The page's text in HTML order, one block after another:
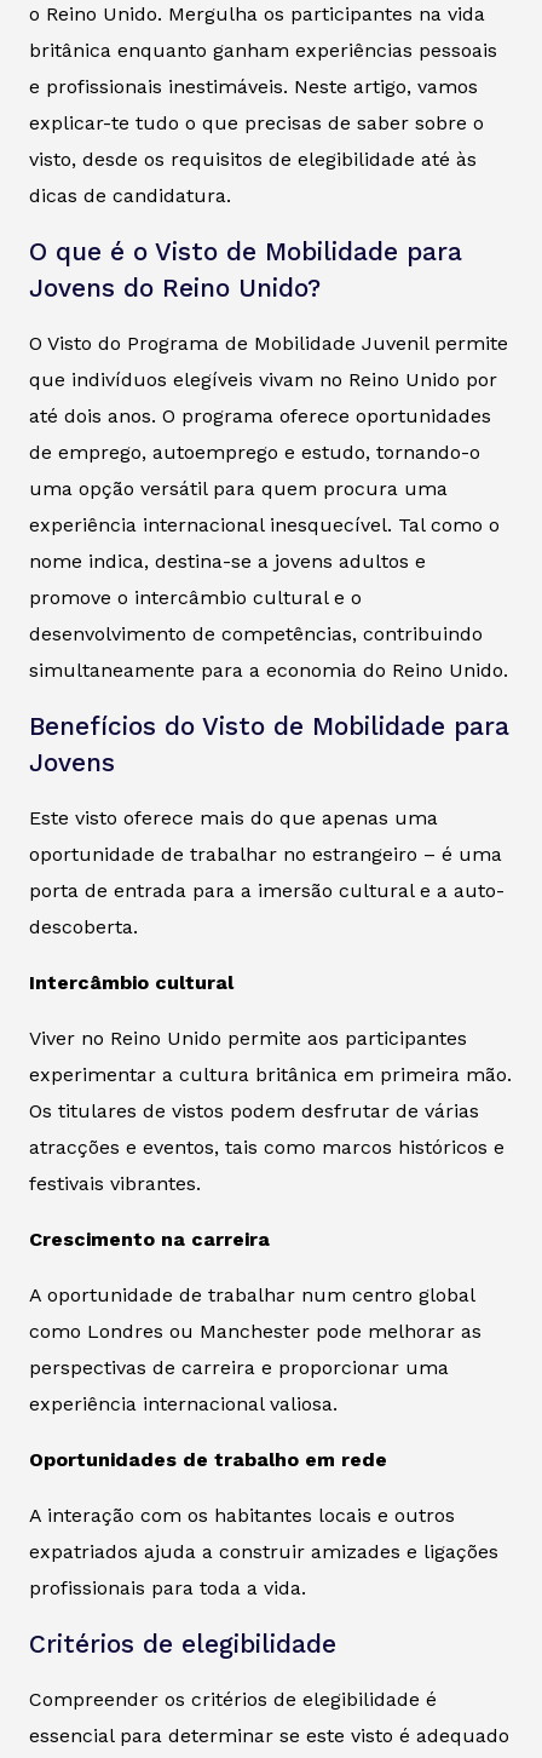
o Reino Unido. Mergulha os participantes na vida
britânica enquanto ganham experiências pessoais
e profissionais inestimáveis. Neste artigo, vamos
explicar-te tudo o que precisas de saber sobre o
visto, desde os requisitos de elegibilidade até às
dicas de candidatura.
O que é o Visto de Mobilidade para
Jovens do Reino Unido?
O Visto do Programa de Mobilidade Juvenil permite
que indivíduos elegíveis vivam no Reino Unido por
até dois anos. O programa oferece oportunidades
de emprego, autoemprego e estudo, tornando-o
uma opção versátil para quem procura uma
experiência internacional inesquecível. Tal como o
nome indica, destina-se a jovens adultos e
promove o intercâmbio cultural e o
desenvolvimento de competências, contribuindo
simultaneamente para a economia do Reino Unido.
Benefícios do Visto de Mobilidade para
Jovens
Este visto oferece mais do que apenas uma
oportunidade de trabalhar no estrangeiro – é uma
porta de entrada para a imersão cultural e a auto-
descoberta.
Intercâmbio cultural
Viver no Reino Unido permite aos participantes
experimentar a cultura britânica em primeira mão.
Os titulares de vistos podem desfrutar de várias
atracções e eventos, tais como marcos históricos e
festivais vibrantes.
Crescimento na carreira
A oportunidade de trabalhar num centro global
como Londres ou Manchester pode melhorar as
perspectivas de carreira e proporcionar uma
experiência internacional valiosa.
Oportunidades de trabalho em rede
A interação com os habitantes locais e outros
expatriados ajuda a construir amizades e ligações
profissionais para toda a vida.
Critérios de elegibilidade
Compreender os critérios de elegibilidade é
essencial para determinar se este visto é adequado